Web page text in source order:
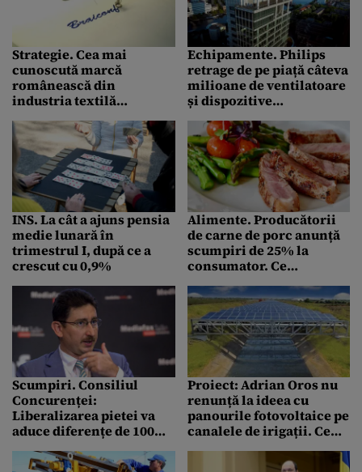
Strategie. Cea mai
cunoscută marcă
românească din
industria textilă
400.000 euro. Ajutorul
este garantat de stat pe
schema COVID-19
Echipamente. Philips
retrage de pe piață câteva
milioane de ventilatoare
și dispozitive
pericolul
INS. La cât a ajuns pensia
medie lunară în
trimestrul I, după ce a
crescut cu 0,9%
Alimente. Producătorii
de carne de porc anunță
scumpiri de 25% la
consumator. Ce
procesatorii când spun
că prețul crește
nejustificat
Scumpiri. Consiliul
Concurenței:
Liberalizarea pietei va
aduce diferențe de 100
la curentul electric
Proiect: Adrian Oros nu
renunță la ideea cu
panourile fotovoltaice pe
canalele de irigații. Ce